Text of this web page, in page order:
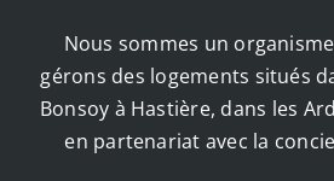
Nous sommes un
gérons des logements situés
Bonsoy à Hastière, dans les
en partenariat avec la